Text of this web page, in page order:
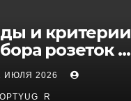
и критерии
розеток и
ИЮЛЯ 2026